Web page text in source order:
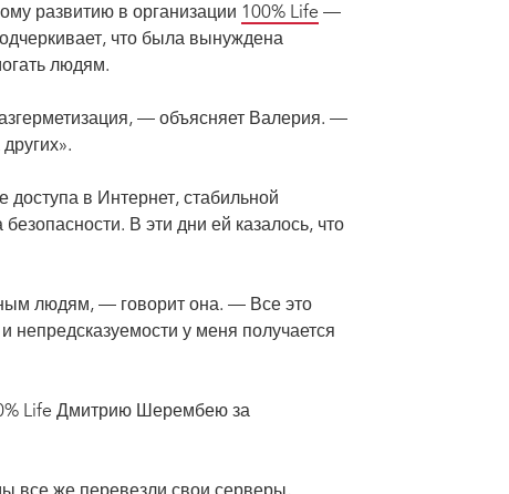
из города.
развитию в организации 100% Life —
что была вынуждена
людям.
— объясняет Валерия. —
в Интернет, стабильной
В эти дни ей казалось, что
людям, — говорит она. — Все это
непредсказуемости у меня получается
Life Дмитрию Шерембею за